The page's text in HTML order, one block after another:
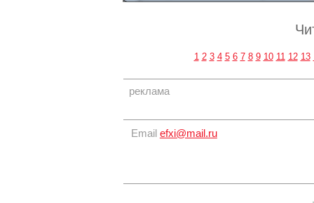
1 2 3 4 5 6 7 8 9 10 11 12 13
реклама
Email efxi@mail.ru